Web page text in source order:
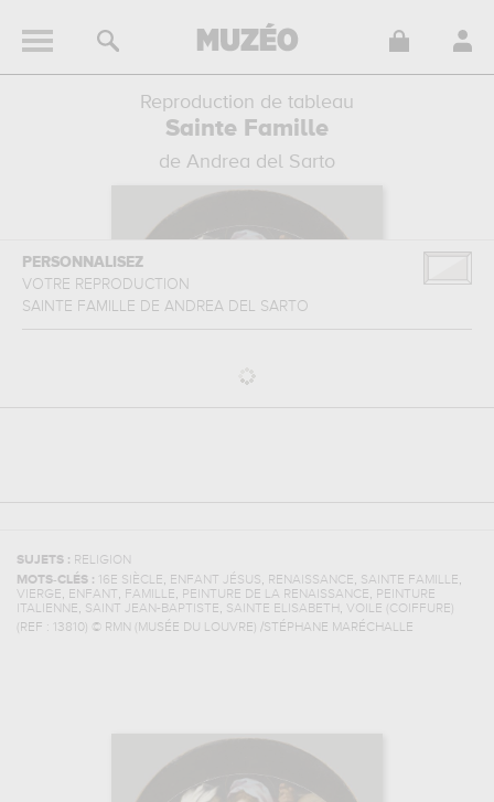
Reproduction de tableau
Sainte Famille
de Andrea del Sarto
PERSONNALISEZ
VOTRE REPRODUCTION
SAINTE FAMILLE DE ANDREA DEL SARTO
SUJETS : RELIGION
MOTS-CLÉS :
16E SIÈCLE, ENFANT JÉSUS, RENAISSANCE, SAINTE FAMILLE,
VIERGE, ENFANT, FAMILLE, PEINTURE DE LA RENAISSANCE, PEINTURE
ITALIENNE, SAINT JEAN-BAPTISTE, SAINTE ELISABETH, VOILE (COIFFURE)
(REF :
13810) © RMN (MUSÉE DU LOUVRE) /STÉPHANE MARÉCHALLE